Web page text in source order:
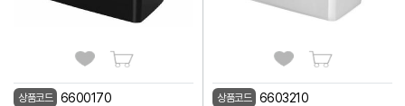
상품코드 6600170 상품코드 6603210